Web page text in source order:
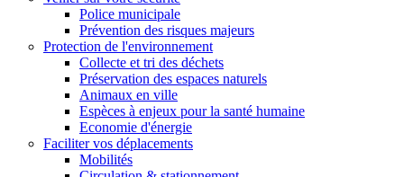
Police municipale
Prévention des risques majeurs
Protection de l'environnement
Collecte et tri des déchets
Préservation des espaces naturels
Animaux en ville
Espèces à enjeux pour la santé humaine
Economie d'énergie
Faciliter vos déplacements
Mobilités